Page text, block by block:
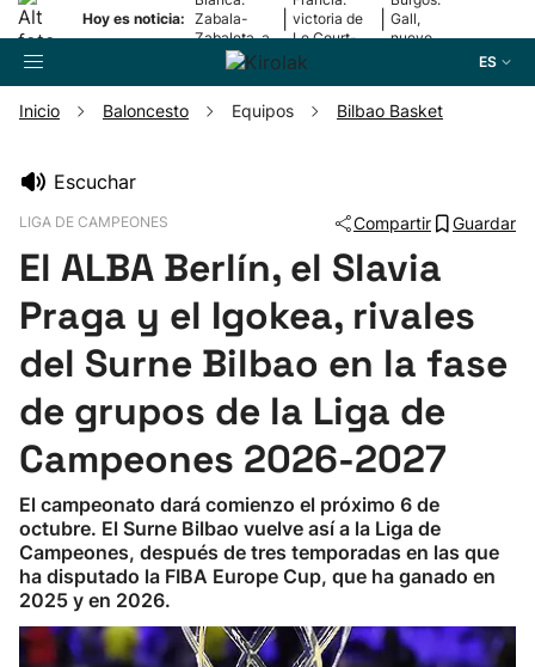
Hoy es noticia: Zabala-
Zabaleta, a
la final
victoria de
Le Court-
Pienaar
Gall,
nuevo
ES
Pelota
Remo
Baloncesto
Ciclismo
Herri-kirolak
Balonmano
Inicio Baloncesto Equipos Bilbao Basket
Escuchar
LIGA DE CAMPEONES Compartir Guardar
El ALBA Berlín, el Slavia
Praga y el Igokea, rivales
del Surne Bilbao en la fase
de grupos de la Liga de
Campeones 2026-2027
El campeonato dará comienzo el próximo 6 de
octubre. El Surne Bilbao vuelve así a la Liga de
Campeones, después de tres temporadas en las que
ha disputado la FIBA Europe Cup, que ha ganado en
2025 y en 2026.